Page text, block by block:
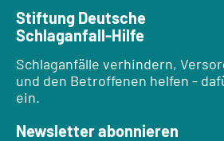
Stiftung Deutsche
Schlaganfall-Hilfe
Schlaganfälle verhindern,
und den Betroffenen helfen -
ein.
Newsletter abonnieren